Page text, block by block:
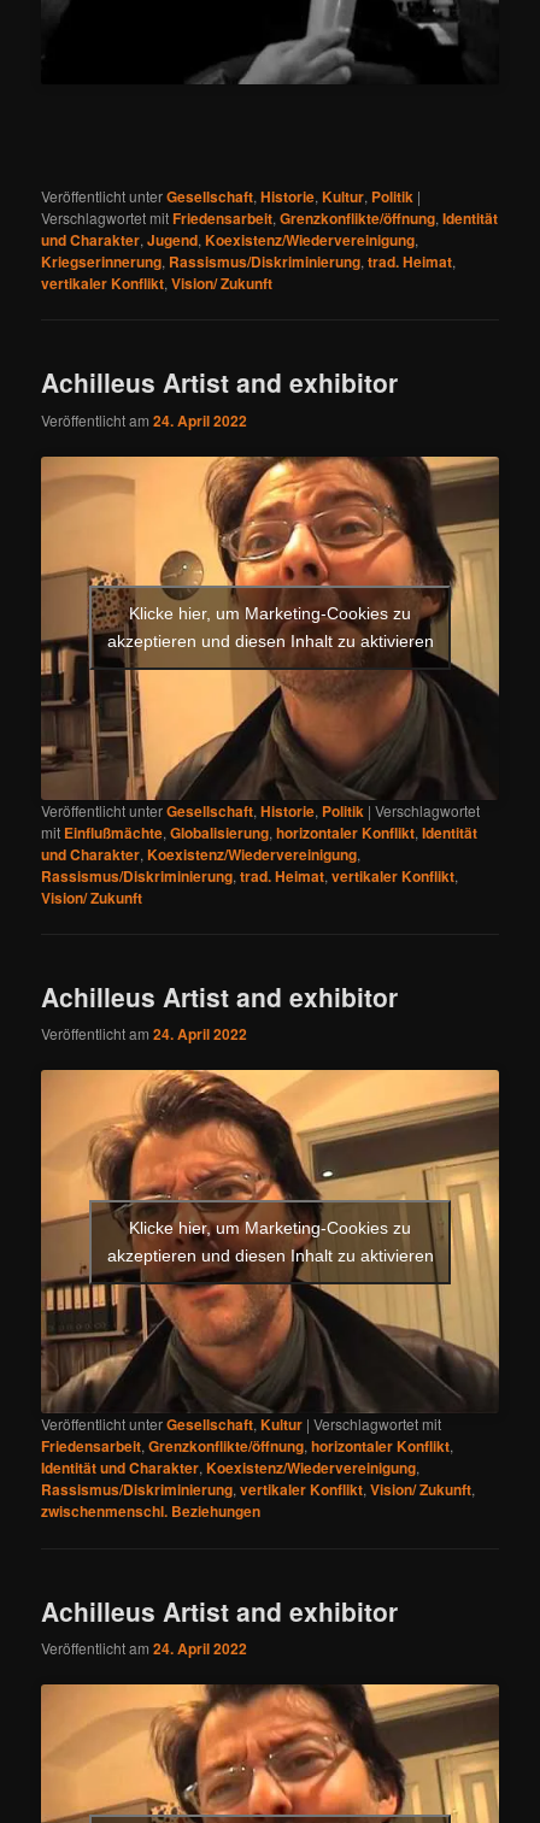
Veröffentlicht unterGesellschaft,Historie,Kultur, Politik |
Verschlagwortet mitFriedensarbeit,Grenzkonflikte/öffnung,Identität
und Charakter,Jugend,Koexistenz/Wiedervereinigung,
Kriegserinnerung, Rassismus/Diskriminierung,trad. Heimat,
vertikaler Konflikt,Vision/ Zukunft
Achilleus Artist and exhibitor
Veröffentlicht am24. April 2022
Klicke hier, um Marketing-Cookies zu
akzeptieren und diesen Inhalt zu aktivieren
Veröffentlicht unterGesellschaft,Historie, Politik |Verschlagwortet
mit Einflußmächte,Globalisierung,horizontaler Konflikt,Identität
und Charakter,Koexistenz/Wiedervereinigung,
Rassismus/Diskriminierung,trad. Heimat,vertikaler Konflikt,
Vision/ Zukunft
Achilleus Artist and exhibitor
Veröffentlicht am24. April 2022
Klicke hier, um Marketing-Cookies zu
akzeptieren und diesen Inhalt zu aktivieren
Veröffentlicht unterGesellschaft,Kultur |Verschlagwortet mit
Friedensarbeit,Grenzkonflikte/öffnung,horizontaler Konflikt,
Identität und Charakter,Koexistenz/Wiedervereinigung,
Rassismus/Diskriminierung,vertikaler Konflikt,Vision/ Zukunft,
zwischenmenschl. Beziehungen
Achilleus Artist and exhibitor
Veröffentlicht am24. April 2022